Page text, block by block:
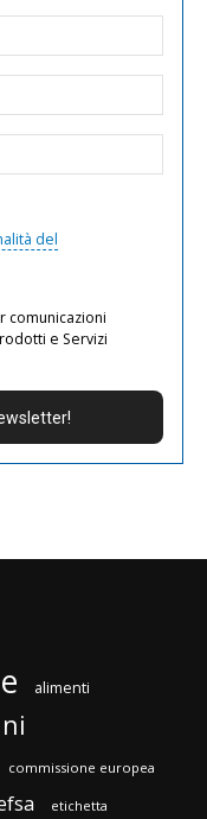
del
comunicazioni
e Servizi
alimenti
commissione europea
etichetta